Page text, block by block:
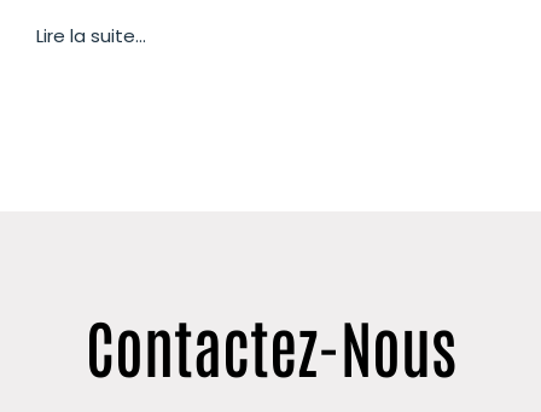
Lire la suite...
Contactez-Nous